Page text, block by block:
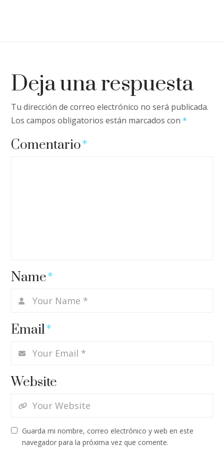
Deja una respuesta
Tu dirección de correo electrónico no será publicada.
Los campos obligatorios están marcados con*
Comentario*
Name*
Email*
Website
Guarda mi nombre, correo electrónico y web en este
navegador para la próxima vez que comente.